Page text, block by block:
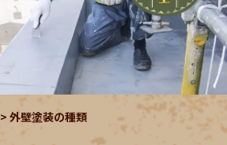
>外壁塗装の種類